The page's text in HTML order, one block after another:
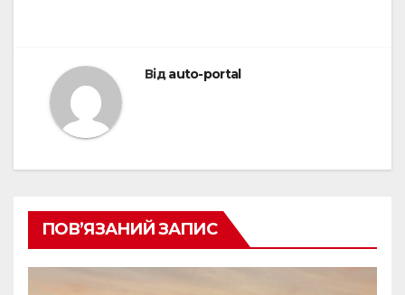
Відauto-portal
ПОВ’ЯЗАНИЙ ЗАПИС